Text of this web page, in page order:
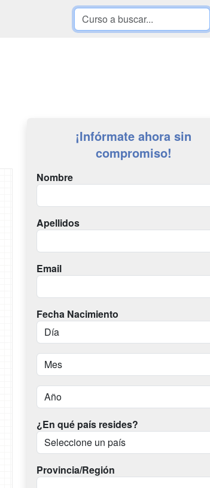
¡Infórmate ahora sin
compromiso!
Nombre
Apellidos
Email
Fecha Nacimiento
¿En qué país resides?
Provincia/Región